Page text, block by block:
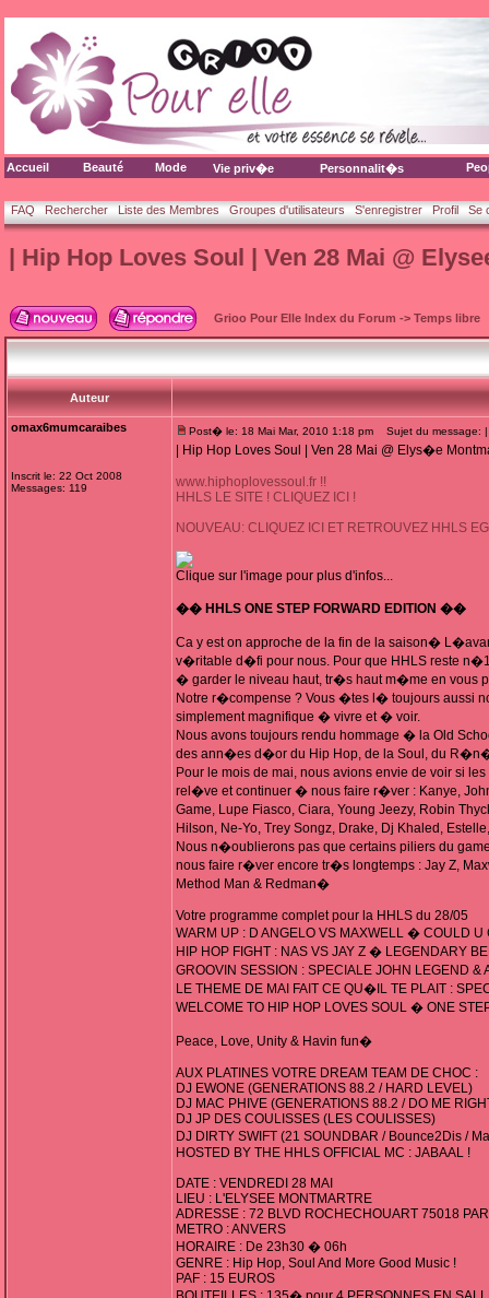
Accueil Beauté Mode Vie priv�e Personnalit�s
FAQ Rechercher Liste des Membres Groupes d'utilisateurs S'enregistrer Profil Se
| Hip Hop Loves Soul | Ven 28 Mai @
Grioo Pour Elle Index du Forum -> Temps libre
Auteur
omax6mumcaraibes
Inscrit le: 22 Oct 2008
Messages: 119
Post� le: 18 Mai Mar, 2010 1:18 pm Sujet du message: |
| Hip Hop Loves Soul | Ven 28 Mai @ Elys�e
www.hiphoplovessoul.fr !!
HHLS LE SITE ! CLIQUEZ ICI !
NOUVEAU: CLIQUEZ ICI ET RETROUVEZ HHLS
Clique sur l'image pour plus d'infos...
�� HHLS ONE STEP FORWARD EDITION ��
Ca y est on approche de la fin de la saison�
v�ritable d�fi pour nous. Pour que HHLS reste
� garder le niveau haut, tr�s haut m�me en vous
Notre r�compense ? Vous �tes l� toujours aussi
simplement magnifique � vivre et � voir.
Nous avons toujours rendu hommage � la Old
des ann�es d�or du Hip Hop, de la Soul, du
Pour le mois de mai, nous avions envie de voir si
rel�ve et continuer � nous faire r�ver : Kanye,
Game, Lupe Fiasco, Ciara, Young Jeezy, Robin
Hilson, Ne-Yo, Trey Songz, Drake, Dj Khaled,
Nous n�oublierons pas que certains piliers du
nous faire r�ver encore tr�s longtemps : Jay Z,
Method Man & Redman�
Votre programme complet pour la HHLS du 28/05
WARM UP : D ANGELO VS MAXWELL � COULD U
HIP HOP FIGHT : NAS VS JAY Z � LEGENDARY
GROOVIN SESSION : SPECIALE JOHN LEGEND
LE THEME DE MAI FAIT CE QU�IL TE PLAIT :
WELCOME TO HIP HOP LOVES SOUL � ONE
Peace, Love, Unity & Havin fun�
AUX PLATINES VOTRE DREAM TEAM DE CHOC :
DJ EWONE (GENERATIONS 88.2 / HARD LEVEL)
DJ MAC PHIVE (GENERATIONS 88.2 / DO ME
DJ JP DES COULISSES (LES COULISSES)
DJ DIRTY SWIFT (21 SOUNDBAR / Bounce2Dis /
HOSTED BY THE HHLS OFFICIAL MC : JABAAL !
DATE : VENDREDI 28 MAI
LIEU : L'ELYSEE MONTMARTRE
ADRESSE : 72 BLVD ROCHECHOUART 75018
METRO : ANVERS
HORAIRE : De 23h30 � 06h
GENRE : Hip Hop, Soul And More Good Music !
PAF : 15 EUROS